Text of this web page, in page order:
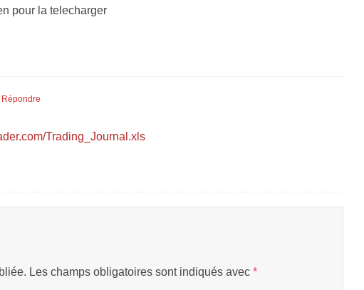
pour la telecharger
Répondre
Trading_Journal.xls
Les champs obligatoires sont indiqués avec *